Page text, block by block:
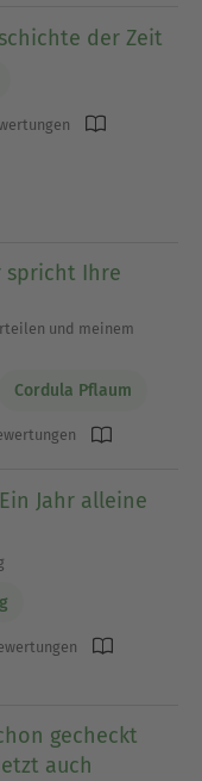
der Zeit
spricht Ihre
und meinem
Cordula Pflaum
Jahr alleine
gecheckt
auch